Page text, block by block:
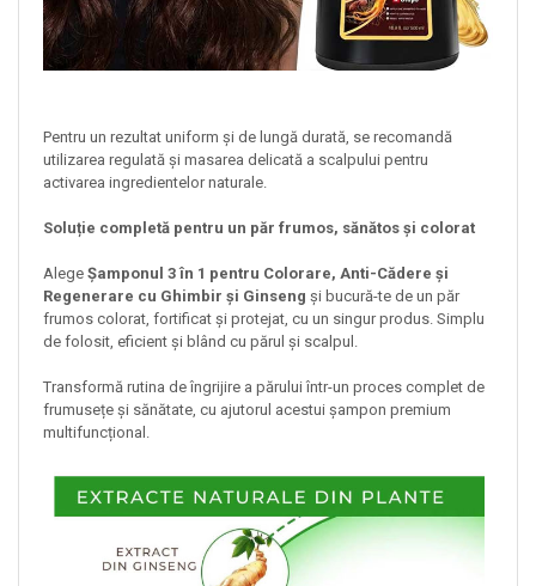
Pentru un rezultat uniform și de lungă durată, se recomandă
utilizarea regulată și masarea delicată a scalpului pentru
activarea ingredientelor naturale.
Soluție completă pentru un păr frumos, sănătos și colorat
Alege Șamponul 3 în 1 pentru Colorare, Anti-Cădere și
Regenerare cu Ghimbir și Ginseng și bucură-te de un păr
frumos colorat, fortificat și protejat, cu un singur produs. Simplu
de folosit, eficient și blând cu părul și scalpul.
Transformă rutina de îngrijire a părului într-un proces complet de
frumusețe și sănătate, cu ajutorul acestui șampon premium
multifuncțional.